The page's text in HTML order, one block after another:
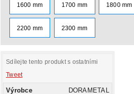
1600 mm 1700 mm 1800 mm
2200 mm 2300 mm
Sdílejte tento produkt s ostatními
Tweet
Výrobce DORAMETAL